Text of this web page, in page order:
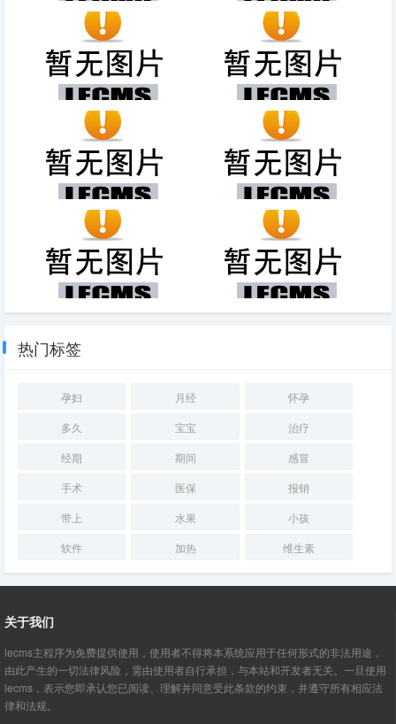
千叶豆腐和什么菜搭配（千叶豆
腐夹肉 *** ）
空气净化器价格（纳诺德朗空气
净化器价格）
嘴里经常发苦是怎么回事（嘴里
苦是怎么回事）
罗斯什么时候复出，伤病史、计
国酒香30年多少钱一包？几千
元到十几万元之间
吃饭吃到一半感觉恶心（吃饭吃
到一半感觉恶心呕吐不出来）
热门标签
孕妇 月经
怀孕
多久
宝宝
治疗
经期
期间
感冒
手术
医保
报销
带上
水果
小孩
软件
加热 维生素
关于我们
lecms主程序为免费提供使用，使用者不得将本系统应用于任何形式的非法用途，
由此产生的一切法律风险，需由使用者自行承担，与本站和开发者无关。一旦使用
lecms，表示您即承认您已阅读、理解并同意受此条款的约束，并遵守所有相应法
律和法规。